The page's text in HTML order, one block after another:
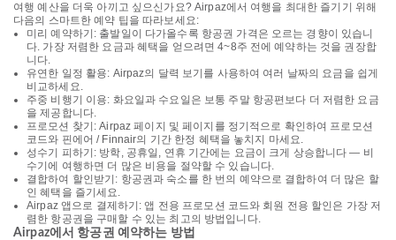
여행 예산을 더욱 아끼고 싶으신가요? Airpaz에서 여행을 최대한 즐기기 위해
다음의 스마트한 예약 팁을 따라보세요:
미리 예약하기: 출발일이 다가올수록 항공권 가격은 오르는 경향이 있습니
다. 가장 저렴한 요금과 혜택을 얻으려면 4~8주 전에 예약하는 것을 권장합
니다.
유연한 일정 활용: Airpaz의 달력 보기를 사용하여 여러 날짜의 요금을 쉽게
비교하세요.
주중 비행기 이용: 화요일과 수요일은 보통 주말 항공편보다 더 저렴한 요금
을 제공합니다.
프로모션 찾기: Airpaz 페이지 및 페이지를 정기적으로 확인하여 프로모션
코드와 핀에어 / Finnair의 기간 한정 혜택을 놓치지 마세요.
성수기 피하기: 방학, 공휴일, 연휴 기간에는 요금이 크게 상승합니다 — 비
수기에 여행하면 더 많은 비용을 절약할 수 있습니다.
결합하여 할인받기: 항공권과 숙소를 한 번의 예약으로 결합하여 더 많은 할
인 혜택을 즐기세요.
Airpaz 앱으로 결제하기: 앱 전용 프로모션 코드와 회원 전용 할인은 가장 저
렴한 항공권을 구매할 수 있는 최고의 방법입니다.
Airpaz에서 항공권 예약하는 방법